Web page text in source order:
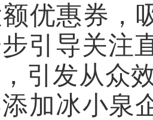
优惠券，
引导关注
引发从众
加冰小泉